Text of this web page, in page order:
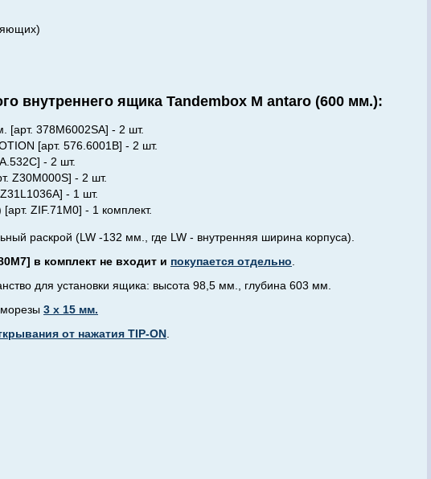
внутреннего ящика Tandembox M antaro (600 мм.):
[арт. 378M6002SA] - 2 шт.
[арт. 576.6001B] - 2 шт.
- 2 шт.
Z30M000S] - 2 шт.
Z31L1036A] - 1 шт.
ZIF.71M0] - 1 комплект.
раскрой (LW -132 мм., где LW - внутренняя ширина корпуса).
в комплект не входит и покупается отдельно
для установки ящика: высота 98,5 мм., глубина 603 мм.
3 х 15 мм.
от нажатия TIP-ON